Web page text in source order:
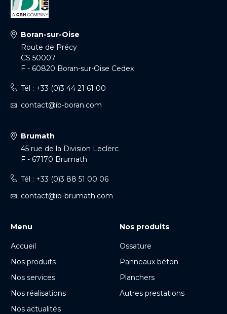
Boran-sur-Oise
Route de Précy
CS 50007
F - 60820 Boran-sur-Oise Cedex
Tél : +33 (0)3 44 21 61 00
contact@ib-boran.com
Brumath
45 rue de la Division Leclerc
F - 67170 Brumath
Tél : +33 (0)3 88 51 00 06
contact@ib-brumath.com
Menu
Accueil
Nos produits
Nos services
Nos réalisations
Nos actualités
Nos produits
Ossature
Panneaux béton
Planchers
Autres prestations